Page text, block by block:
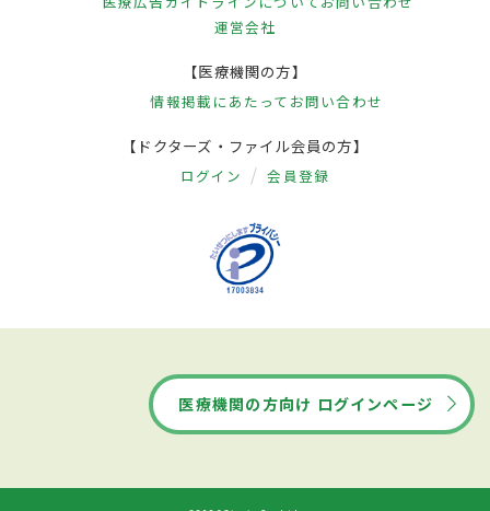
運営会社
【医療機関の方】
情報掲載にあたって お問い合わせ
【ドクターズ・ファイル会員の方】
ログイン 会員登録
医療機関の方向け ログインページ